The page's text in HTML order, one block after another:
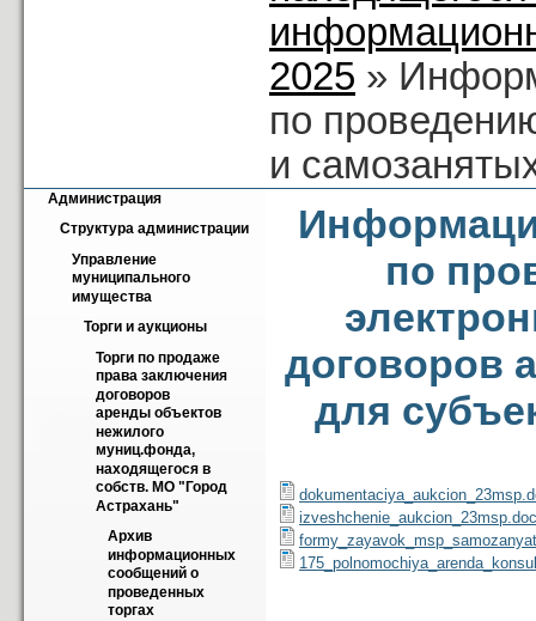
2025 »
по
и
Администрация
Структура администрации
Управление
муниципального
имущества
Торги и аукционы
Торги по продаже
права заключения
договоров
аренды объектов
нежилого
муниц.фонда,
находящегося в
собств. МО "Город
Астрахань"
Архив
информационных
сообщений о
проведенных
торгах
по
договоров
для